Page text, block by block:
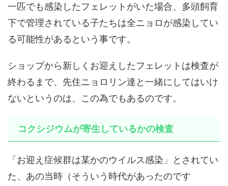
一匹でも感染したフェレットがいた場合、多頭飼育
下で管理されている子たちは全ニョロが感染してい
る可能性があるという事です。
ショップから新しくお迎えしたフェレットは検査が
終わるまで、先住ニョロリン達と一緒にしてはいけ
ないというのは、この為でもあるのです。
コクシジウムが寄生しているかの検査
「お迎え症候群は某かのウイルス感染」とされてい
た、あの当時（そういう時代があったのです